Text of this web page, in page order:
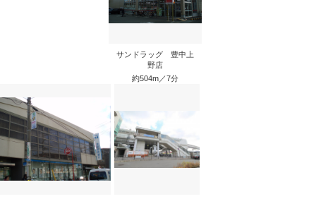
サンドラッグ 豊中上
野店
約504m／7分